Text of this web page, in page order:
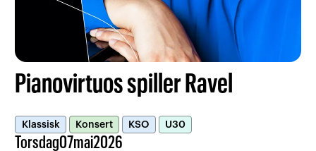
Pianovirtuos spiller Ravel
Klassisk Konsert KSO U30
Torsdag07mai2026